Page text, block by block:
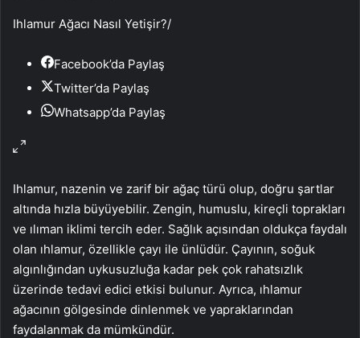
Ihlamur Ağacı Nasıl Yetişir?/
Facebook’da Paylaş
Twitter’da Paylaş
Whatsapp’da Paylaş
Ihlamur, nazenin ve zarif bir ağaç türü olup, doğru şartlar
altında hızla büyüyebilir. Zengin, humuslu, kireçli toprakları
ve ılıman iklimi tercih eder. Sağlık açısından oldukça faydalı
olan ıhlamur, özellikle çayı ile ünlüdür. Çayının, soğuk
algınlığından uykusuzluğa kadar pek çok rahatsızlık
üzerinde tedavi edici etkisi bulunur. Ayrıca, ıhlamur
ağacının gölgesinde dinlenmek ve yapraklarından
faydalanmak da mümkündür.